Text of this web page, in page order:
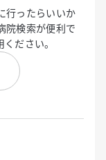
行ったらいいか
院検索が便利で
ださい。